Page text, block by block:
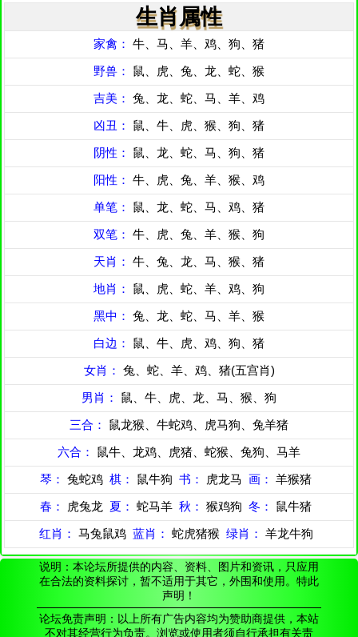
生肖属性
家禽： 牛、马、羊、鸡、狗、猪
野兽： 鼠、虎、兔、龙、蛇、猴
吉美： 兔、龙、蛇、马、羊、鸡
凶丑： 鼠、牛、虎、猴、狗、猪
阴性： 鼠、龙、蛇、马、狗、猪
阳性： 牛、虎、兔、羊、猴、鸡
单笔： 鼠、龙、蛇、马、鸡、猪
双笔： 牛、虎、兔、羊、猴、狗
天肖： 牛、兔、龙、马、猴、猪
地肖： 鼠、虎、蛇、羊、鸡、狗
黑中： 兔、龙、蛇、马、羊、猴
白边： 鼠、牛、虎、鸡、狗、猪
女肖： 兔、蛇、羊、鸡、猪(五宫肖)
男肖： 鼠、牛、虎、龙、马、猴、狗
三合： 鼠龙猴、牛蛇鸡、虎马狗、兔羊猪
六合： 鼠牛、龙鸡、虎猪、蛇猴、兔狗、马羊
琴： 兔蛇鸡 棋： 鼠牛狗 书： 虎龙马 画： 羊猴猪
春：
虎兔龙 夏： 蛇马羊 秋： 猴鸡狗 冬： 鼠牛猪
红肖： 马兔鼠鸡 蓝肖： 蛇虎猪猴 绿肖： 羊龙牛狗
说明：本论坛所提供的内容、资料、图片和资讯，只应用
在合法的资料探讨，暂不适用于其它，外围和使用。特此
声明！
论坛免责声明：以上所有广告内容均为赞助商提供，本站
不对其经营行为负责。浏览或使用者须自行承担有关责